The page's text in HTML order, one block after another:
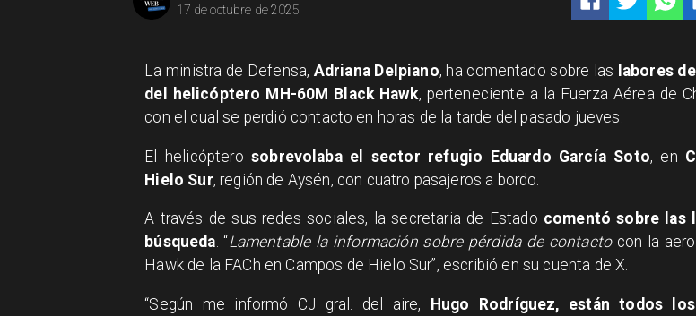
17 de octubre de 2025
La ministra de Defensa, Adriana Delpiano, ha comentado sobre las labores
del helicóptero MH-60M Black Hawk, perteneciente a la Fuerza Aérea de
con el cual se perdió contacto en horas de la tarde del pasado jueves.
El helicópterosobrevolaba el sector refugio Eduardo García Soto, en
Hielo Sur, región de Aysén, con cuatro pasajeros a bordo.
A través de sus redes sociales, la secretaria de Estado comentó sobre las
búsqueda. “Lamentable la información sobre pérdida de contactocon la
Hawk de la FACh en Campos de Hielo Sur”, escribió en su cuenta de X.
“Según me informó CJ gral. del aire, Hugo Rodríguez, están todos